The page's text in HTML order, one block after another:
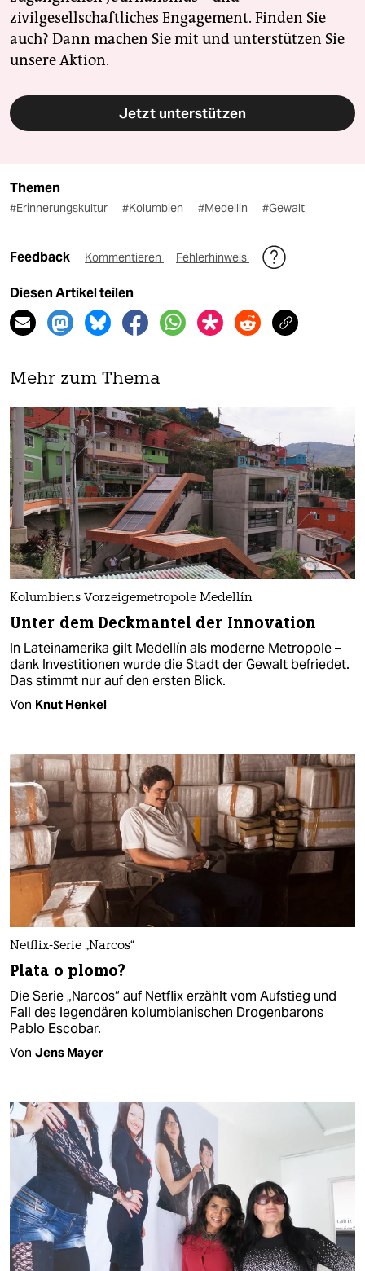
zivilgesellschaftliches Engagement. Finden Sie
auch? Dann machen Sie mit und unterstützen Sie
unsere Aktion.
Jetzt unterstützen
Themen
#Erinnerungskultur #Kolumbien #Medellin #Gewalt
Feedback Kommentieren Fehlerhinweis
Diesen Artikel teilen
Mehr zum Thema
Kolumbiens Vorzeigemetropole Medellín
Unter dem Deckmantel der Innovation
In Lateinamerika gilt Medellín als moderne Metropole –
dank Investitionen wurde die Stadt der Gewalt befriedet.
Das stimmt nur auf den ersten Blick.
Von Knut Henkel
Netflix-Serie „Narcos“
Plata o plomo?
Die Serie „Narcos“ auf Netflix erzählt vom Aufstieg und
Fall des legendären kolumbianischen Drogenbarons
Pablo Escobar.
Von Jens Mayer